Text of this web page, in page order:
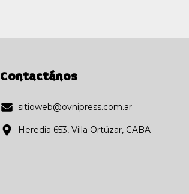
Contactános
sitioweb@ovnipress.com.ar
Heredia 653, Villa Ortúzar, CABA